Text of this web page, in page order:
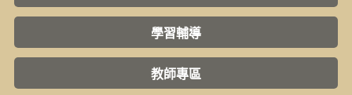
學習輔導
教師專區